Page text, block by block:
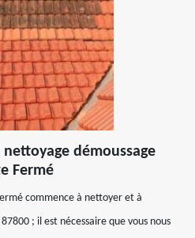
démoussage
Fermé
commence à nettoyer et à
; il est nécessaire que vous nous